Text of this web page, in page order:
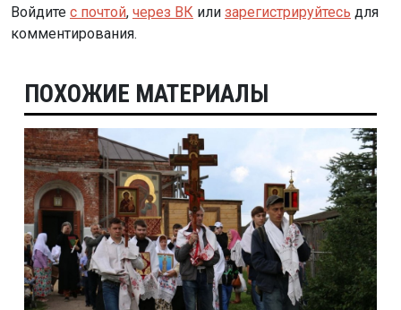
Войдите с почтой, через ВК или зарегистрируйтесь для
комментирования.
ПОХОЖИЕ МАТЕРИАЛЫ